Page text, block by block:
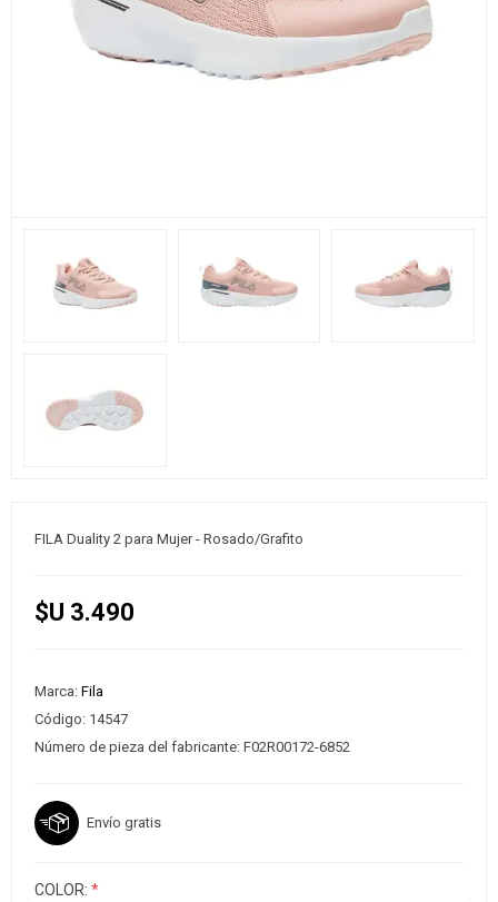
FILA Duality 2 para Mujer - Rosado/Grafito
$U 3.490
Marca: Fila
Código: 14547
Número de pieza del fabricante: F02R00172-6852
Envío gratis
COLOR: *